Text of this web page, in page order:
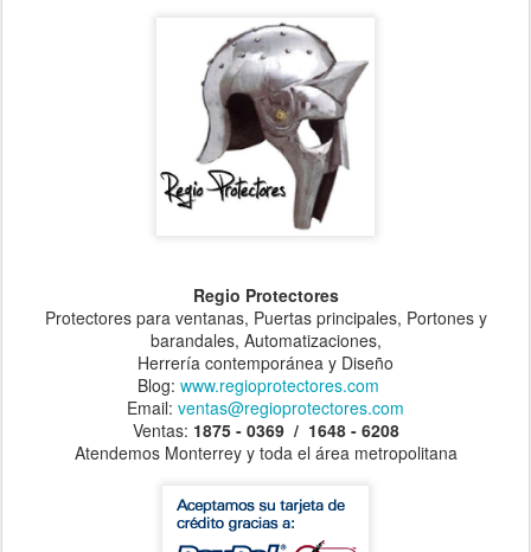
Regio Protectores
Protectores para ventanas, Puertas principales, Portones y
barandales, Automatizaciones,
Herrería contemporánea y Diseño
Blog: www.regioprotectores.com
Email: ventas@regioprotectores.com
Ventas: 1875 - 0369 / 1648 - 6208
Atendemos Monterrey y toda el área metropolitana